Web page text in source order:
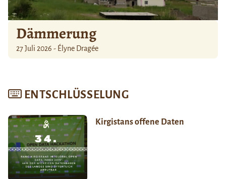
Dämmerung
27 Juli 2026 - Élyne Dragée
ENTSCHLÜSSELUNG
Kirgistans offene Daten